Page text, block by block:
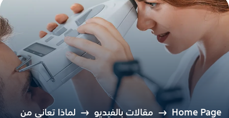
Home Page مقالات بالفيديو
لماذا تعاني من